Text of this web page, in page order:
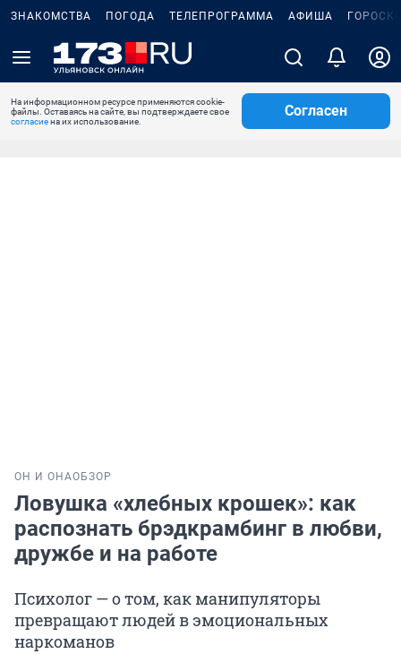
ЗНАКОМСТВА ПОГОДА ТЕЛЕПРОГРАММА АФИША
На информационном ресурсе применяются cookie-
файлы. Оставаясь на сайте, вы подтверждаете свое
согласиена их использование.
Согласен
ОН И ОНАОБЗОР
Ловушка «хлебных крошек»: как
распознать брэдкрамбинг в любви,
дружбе и на работе
Психолог — о том, как манипуляторы
превращают людей в эмоциональных
наркоманов